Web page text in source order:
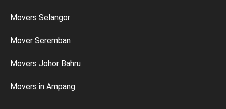
Movers Selangor
Mover Seremban
Movers Johor Bahru
Movers in Ampang